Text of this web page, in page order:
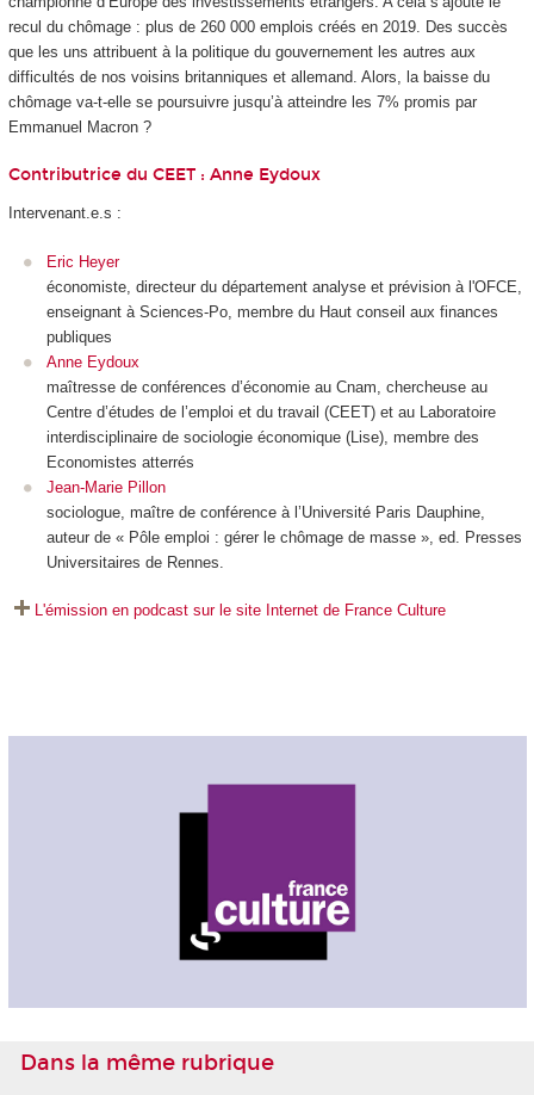
recul du chômage : plus de 260 000 emplois créés en 2019. Des succès
que les uns attribuent à la politique du gouvernement les autres aux
difficultés de nos voisins britanniques et allemand. Alors, la baisse du
chômage va-t-elle se poursuivre jusqu’à atteindre les 7% promis par
Emmanuel Macron ?
Contributrice du CEET : Anne Eydoux
Intervenant.e.s :
Eric Heyer
économiste, directeur du département analyse et prévision à l'OFCE,
enseignant à Sciences-Po, membre du Haut conseil aux finances
publiques
Anne Eydoux
maîtresse de conférences d’économie au Cnam, chercheuse au
Centre d’études de l’emploi et du travail (CEET) et au Laboratoire
interdisciplinaire de sociologie économique (Lise), membre des
Economistes atterrés
Jean-Marie Pillon
sociologue, maître de conférence à l’Université Paris Dauphine,
auteur de « Pôle emploi : gérer le chômage de masse », ed. Presses
Universitaires de Rennes.
L'émission en podcast sur le site Internet de France Culture
Dans la même rubrique